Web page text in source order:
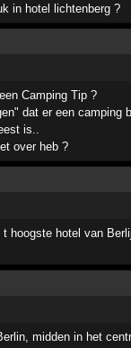
in hotel lichtenberg ?
Camping Tip ?
dat er een camping
is..
over heb ?
t hoogste hotel van
midden in het